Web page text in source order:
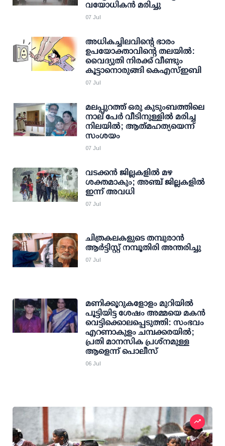
വയോധികന്‍ മരിച്ചു
07 Jul
അധികച്ചിലവിന്റെ ഭാരം
ഉപയോക്താവിന്റെ തലയിൽ:
വൈദ്യുതി നിരക്ക് വീണ്ടും
കൂട്ടാനൊരുങ്ങി കെഎസ്ഇബി
07 Jul
മലപ്പുറത്ത് ഒരു കുടുംബത്തിലെ
നാല് പേർ വീടിനുള്ളിൽ മരിച്ച
നിലയിൽ; ആത്‍മഹത്യയെന്ന്
സംശയം
07 Jul
വടക്കൻ ജില്ലകളിൽ മഴ
ശക്തമാകും; അഞ്ച് ജില്ലകളിൽ
ഇന്ന് അവധി
07 Jul
ചിത്രകലകളുടെ തമ്പുരാന്‍
ആര്‍ട്ടിസ്റ്റ് നമ്പൂതിരി അന്തരിച്ചു
07 Jul
മണിക്കൂറുകളോളം മുറിയില്‍
പൂട്ടിയിട്ട ശേഷം അമ്മയെ മകന്‍
വെട്ടിക്കൊലപ്പെടുത്തി: സംഭവം
എറണാകുളം ചമ്പക്കരയില്‍;
പ്രതി മാനസിക പ്രശ്‌നമുള്ള
ആളെന്ന് പൊലീസ്
06 Jul